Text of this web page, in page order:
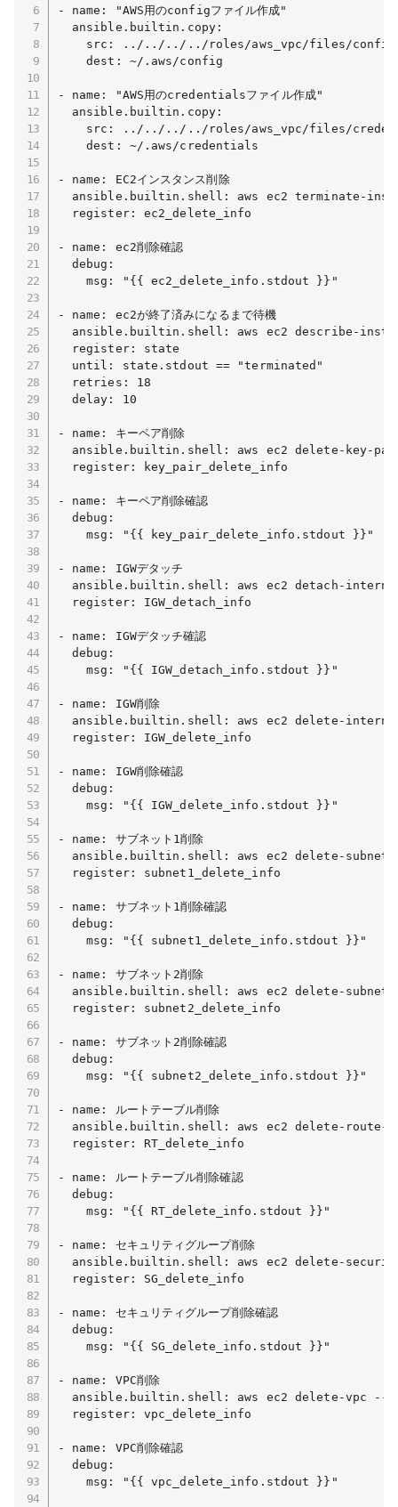
- name: "AWS用のconfigファイル作成"
  ansible.builtin.copy:
    src: ../../../../roles/aws_vpc/files/config
    dest: ~/.aws/config
- name: "AWS用のcredentialsファイル作成"
  ansible.builtin.copy:
src: ../../../../roles/aws_vpc/files/
    dest: ~/.aws/credentials
- name: EC2インスタンス削除
ansible.builtin.shell: aws ec2 terminate-
  register: ec2_delete_info
- name: ec2削除確認
  debug:
    msg: "{{ ec2_delete_info.stdout }}"
- name: ec2が終了済みになるまで待機
ansible.builtin.shell: aws ec2 describe-
  register: state
  until: state.stdout == "terminated"
  retries: 18
  delay: 10
- name: キーペア削除
ansible.builtin.shell: aws ec2 delete-key-
  register: key_pair_delete_info
- name: キーペア削除確認
  debug:
    msg: "{{ key_pair_delete_info.stdout }}"
- name: IGWデタッチ
ansible.builtin.shell: aws ec2 detach-
  register: IGW_detach_info
- name: IGWデタッチ確認
  debug:
    msg: "{{ IGW_detach_info.stdout }}"
- name: IGW削除
ansible.builtin.shell: aws ec2 delete-
  register: IGW_delete_info
- name: IGW削除確認
  debug:
    msg: "{{ IGW_delete_info.stdout }}"
- name: サブネット1削除
ansible.builtin.shell: aws ec2 delete-subnet
  register: subnet1_delete_info
- name: サブネット1削除確認
  debug:
    msg: "{{ subnet1_delete_info.stdout }}"
- name: サブネット2削除
ansible.builtin.shell: aws ec2 delete-subnet
  register: subnet2_delete_info
- name: サブネット2削除確認
  debug:
    msg: "{{ subnet2_delete_info.stdout }}"
- name: ルートテーブル削除
ansible.builtin.shell: aws ec2 delete-
  register: RT_delete_info
- name: ルートテーブル削除確認
  debug:
    msg: "{{ RT_delete_info.stdout }}"
- name: セキュリティグループ削除
ansible.builtin.shell: aws ec2 delete-
  register: SG_delete_info
- name: セキュリティグループ削除確認
  debug:
    msg: "{{ SG_delete_info.stdout }}"
- name: VPC削除
ansible.builtin.shell: aws ec2 delete-vpc --
  register: vpc_delete_info
- name: VPC削除確認
  debug:
    msg: "{{ vpc_delete_info.stdout }}"